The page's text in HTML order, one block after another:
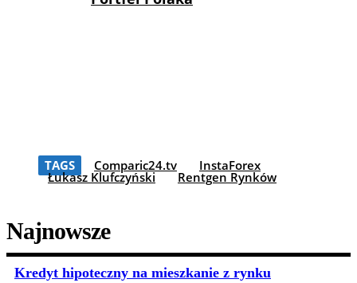
TAGS Comparic24.tv InstaForex
Łukasz Klufczyński Rentgen Rynków
Najnowsze
Kredyt hipoteczny na mieszkanie z rynku